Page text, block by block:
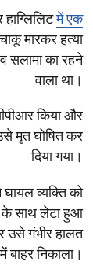
में एक
मारकर हत्या
सलामा का रहने
वाला था।
किया और
मृत घोषित कर
दिया गया।
घायल व्यक्ति को
के साथ लेटा हुआ
उसे गंभीर हालत
में बाहर निकाला।"